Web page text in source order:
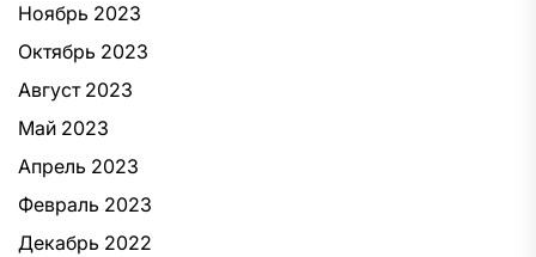
Ноябрь 2023
Октябрь 2023
Август 2023
Май 2023
Апрель 2023
Февраль 2023
Декабрь 2022